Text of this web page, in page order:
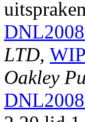
LTD,
Oakley